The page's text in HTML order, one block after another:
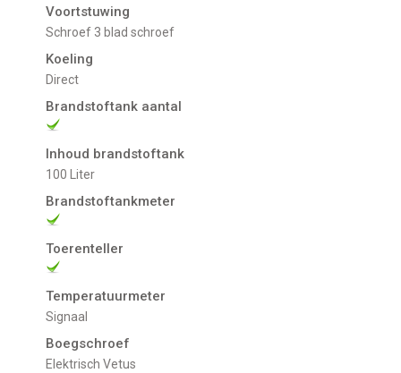
Voortstuwing
schroef 3 blad schroef
Koeling
direct
Brandstoftank aantal
Inhoud brandstoftank
100 Liter
Brandstoftankmeter
Toerenteller
Temperatuurmeter
signaal
Boegschroef
Elektrisch Vetus